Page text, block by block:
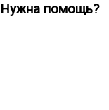
Нужна помощь?